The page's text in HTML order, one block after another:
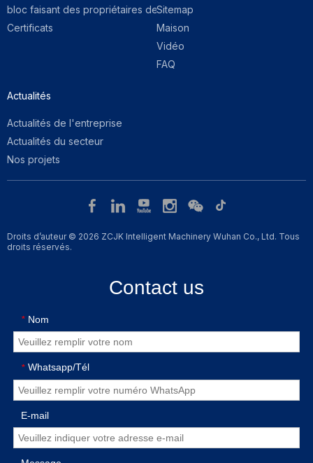
bloc faisant des propriétaires de machine
Certificats
Sitemap
Maison
Vidéo
FAQ
Actualités
Actualités de l'entreprise
Actualités du secteur
Nos projets
Droits d’auteur © 2026 ZCJK Intelligent Machinery Wuhan Co., Ltd. Tous
droits réservés.
Contact us
* Nom
* Whatsapp/Tél
E-mail